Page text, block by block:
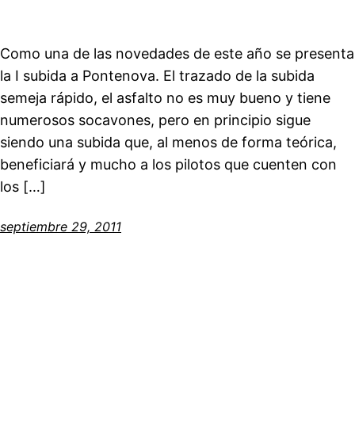
Como una de las novedades de este año se presenta
la I subida a Pontenova. El trazado de la subida
semeja rápido, el asfalto no es muy bueno y tiene
numerosos socavones, pero en principio sigue
siendo una subida que, al menos de forma teórica,
beneficiará y mucho a los pilotos que cuenten con
los […]
septiembre 29, 2011